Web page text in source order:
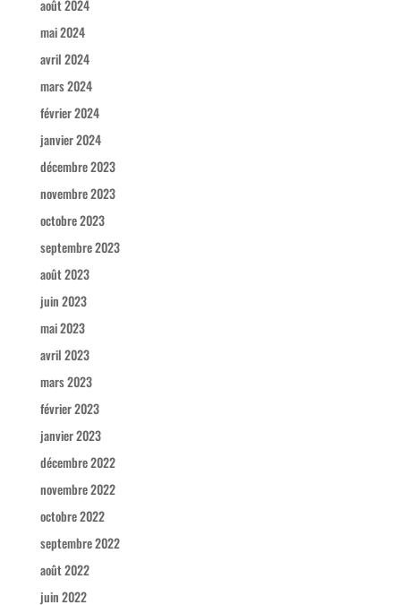
août 2024
mai 2024
avril 2024
mars 2024
février 2024
janvier 2024
décembre 2023
novembre 2023
octobre 2023
septembre 2023
août 2023
juin 2023
mai 2023
avril 2023
mars 2023
février 2023
janvier 2023
décembre 2022
novembre 2022
octobre 2022
septembre 2022
août 2022
juin 2022